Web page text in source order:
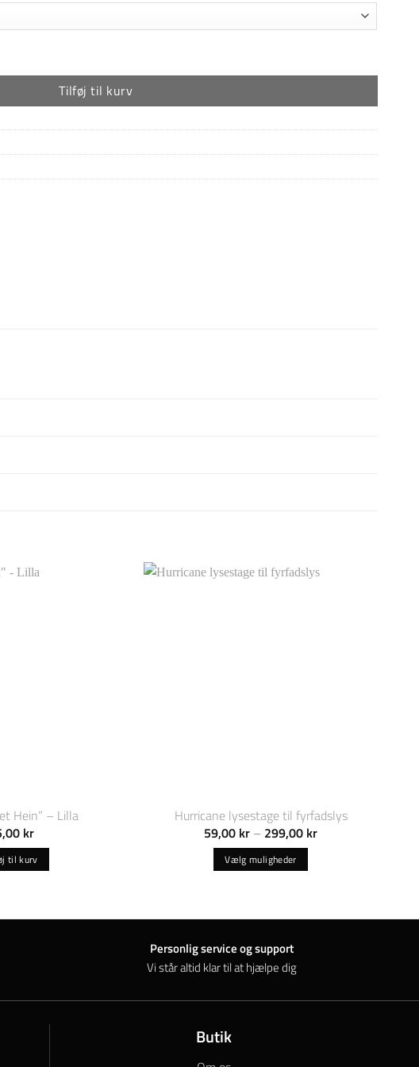
kr
Tilføj til kurv
Hein” – Lilla
kr
til kurv
Hurricane lysestage til fyrfadslys
59,00 kr – 299,00 krPrisinterval:
Vælg muligheder
har
varianter.
Mulighederne
vælges
Personlig service og support
Vi står altid klar til at hjælpe dig
Butik